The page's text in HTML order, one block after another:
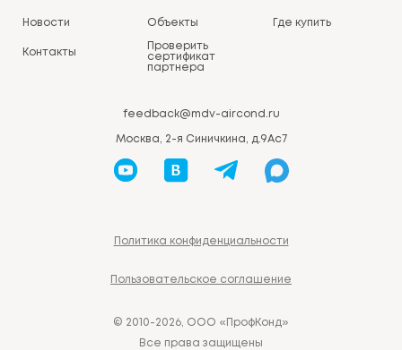
Новости Объекты Где купить
Контакты
Проверить
сертификат
партнера
feedback@mdv-aircond.ru
Москва, 2-я Синичкина, д.9Ас7
Политика конфиденциальности
Пользовательское соглашение
© 2010-2026, ООО «ПрофКонд»
Все права защищены